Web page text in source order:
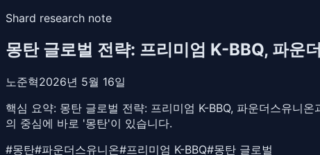
Shard research note
몽탄 글로벌 전략: 프리미엄 K-BBQ, 파운
노준혁2026년 5월 16일
핵심 요약: 몽탄 글로벌 전략: 프리미엄 K-BBQ, 파운더스유니
의 중심에 바로 '몽탄'이 있습니다.
#몽탄#파운더스유니온#프리미엄 K-BBQ#몽탄 글로벌